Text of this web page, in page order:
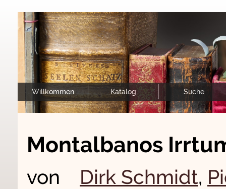
Willkommen Katalog Suche
Montalbanos
von Dirk Schmidt,